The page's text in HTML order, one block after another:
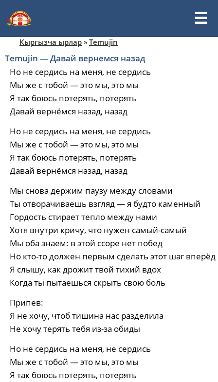
Кыргызча ырлар » Temujin
Temujin — Давай вернемся назад
Но не сердись на меня, не сердись
Мы же с тобой — это мы, это мы
Я так боюсь потерять, потерять
Давай вернёмся назад, назад
Но не сердись на меня, не сердись
Мы же с тобой — это мы, это мы
Я так боюсь потерять, потерять
Давай вернёмся назад, назад
Мы снова держим паузу между словами
Ты отворачиваешь взгляд — я будто каменный
Гордость стирает тепло между нами
Хотя внутри кричу, что нужен самый-самый
Мы оба знаем: в этой ссоре нет побед
Но кто-то должен первым сделать этот шаг вперёд
Я слышу, как дрожит твой тихий вдох
Когда ты пытаешься скрыть свою боль
Припев:
Я не хочу, чтоб тишина нас разделила
Не хочу терять тебя из-за обиды
Но не сердись на меня, не сердись
Мы же с тобой — это мы, это мы
Я так боюсь потерять, потерять